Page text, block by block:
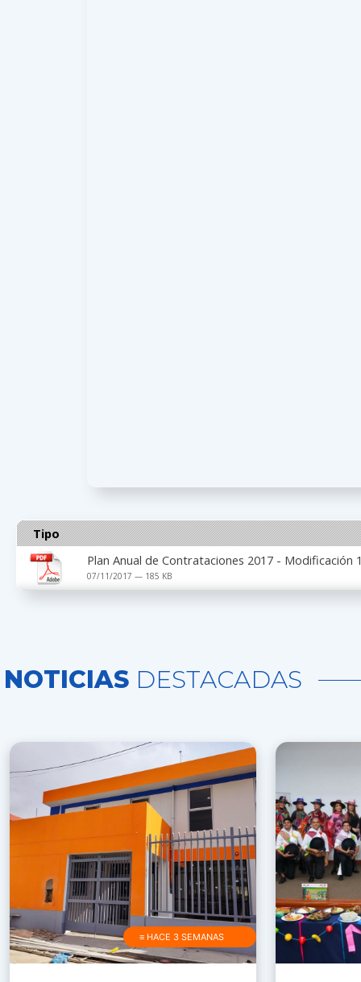
Tipo
Plan Anual de Contrataciones 2017 - Modificación
07/11/2017 — 185 KB
NOTICIAS DESTACADAS
≡ HACE 3 SEMANAS